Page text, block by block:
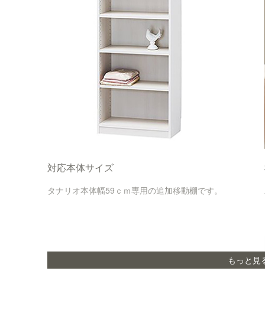
対応本体サイズ
タナリオ本体幅59ｃｍ専用の追加移動棚です。
もっと見